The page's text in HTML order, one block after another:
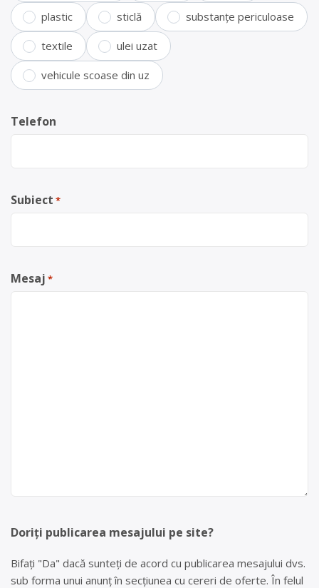
plastic sticlă substanțe periculoase
textile ulei uzat
vehicule scoase din uz
Telefon
Subiect *
Mesaj *
Doriți publicarea mesajului pe site?
Bifați "Da" dacă sunteți de acord cu publicarea mesajului dvs.
sub forma unui anunț în secțiunea cu cereri de oferte. În felul